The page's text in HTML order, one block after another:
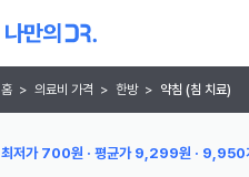
홈 > 의료비 가격 > 한방 > 약침 (침 치료)
최저가 700원 · 평균가 9,299원 · 9,950